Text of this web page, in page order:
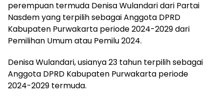
perempuan termuda Denisa Wulandari dari Partai
Nasdem yang terpilih sebagai Anggota DPRD
Kabupaten Purwakarta periode 2024-2029 dari
Pemilihan Umum atau Pemilu 2024.
Denisa Wulandari, usianya 23 tahun terpilih sebagai
Anggota DPRD Kabupaten Purwakarta periode
2024-2029 termuda.